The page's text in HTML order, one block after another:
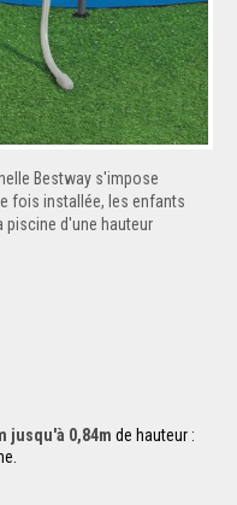
Bestway s'impose
fois installée, les enfants
piscine d'une hauteur
jusqu'à 0,84m de hauteur :